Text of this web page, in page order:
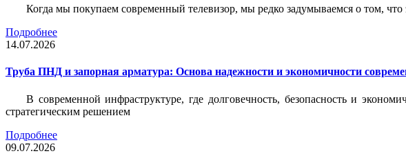
Когда мы покупаем современный телевизор, мы редко задумываемся о том,
Подробнее
14.07.2026
Труба ПНД и запорная арматура: Основа надежности и экономичности
В современной инфраструктуре, где долговечность, безопасность и
стратегическим решением
Подробнее
09.07.2026